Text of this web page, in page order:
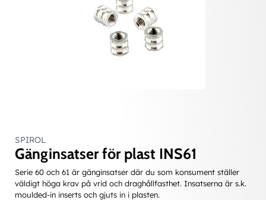
SPIROL
Gänginsatser för plast INS61
Serie 60 och 61 är gänginsatser där du som konsument ställer
väldigt höga krav på vrid och draghållfasthet. Insatserna är s.k.
moulded-in inserts och gjuts in i plasten.